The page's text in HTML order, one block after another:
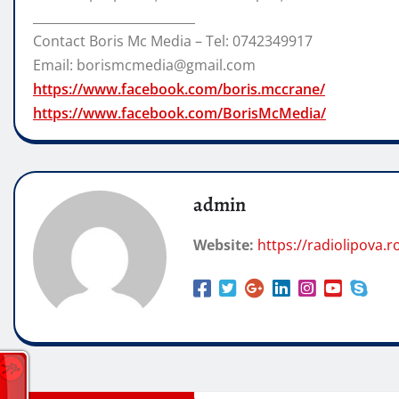
Contact Boris Mc Media – Tel: 0742349917
Email: borismcmedia@gmail.com
https://www.facebook.com/boris.mccrane/
https://www.facebook.com/BorisMcMedia/
admin
Website: https://